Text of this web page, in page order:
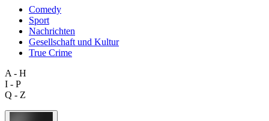
Comedy
Sport
Nachrichten
Gesellschaft und Kultur
True Crime
A - H
I - P
Q - Z